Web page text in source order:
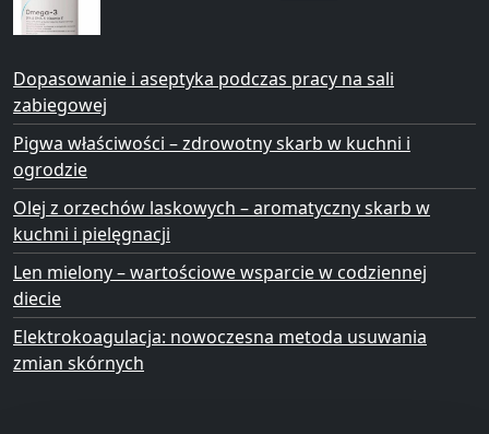
Dopasowanie i aseptyka podczas pracy na sali
zabiegowej
Pigwa właściwości – zdrowotny skarb w kuchni i
ogrodzie
Olej z orzechów laskowych – aromatyczny skarb w
kuchni i pielęgnacji
Len mielony – wartościowe wsparcie w codziennej
diecie
Elektrokoagulacja: nowoczesna metoda usuwania
zmian skórnych